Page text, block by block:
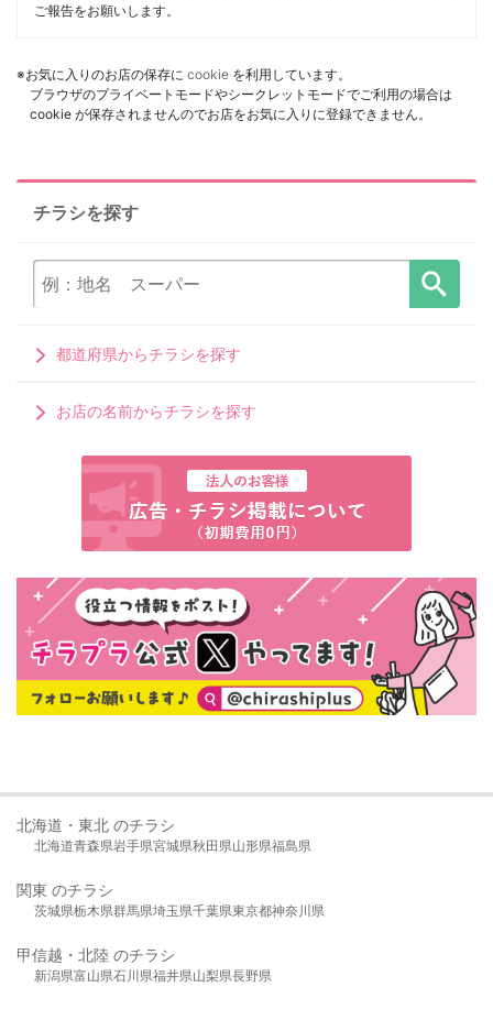
ご報告をお願いします。
※お気に入りのお店の保存に cookie を利用しています。
ブラウザのプライベートモードやシークレットモードでご利用の場合は
cookie が保存されませんのでお店をお気に入りに登録できません。
チラシを探す
都道府県からチラシを探す
お店の名前からチラシを探す
北海道・東北 のチラシ
北海道青森県岩手県宮城県秋田県山形県福島県
関東 のチラシ
茨城県栃木県群馬県埼玉県千葉県東京都神奈川県
甲信越・北陸 のチラシ
新潟県富山県石川県福井県山梨県長野県